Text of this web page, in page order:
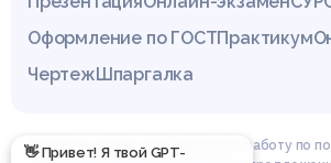
👋 Привет! Я твой GPT-
Оформление по ГОСТПрактикум
ЧертежШпаргалка
Эксперты сайта z4.by проводят работу по